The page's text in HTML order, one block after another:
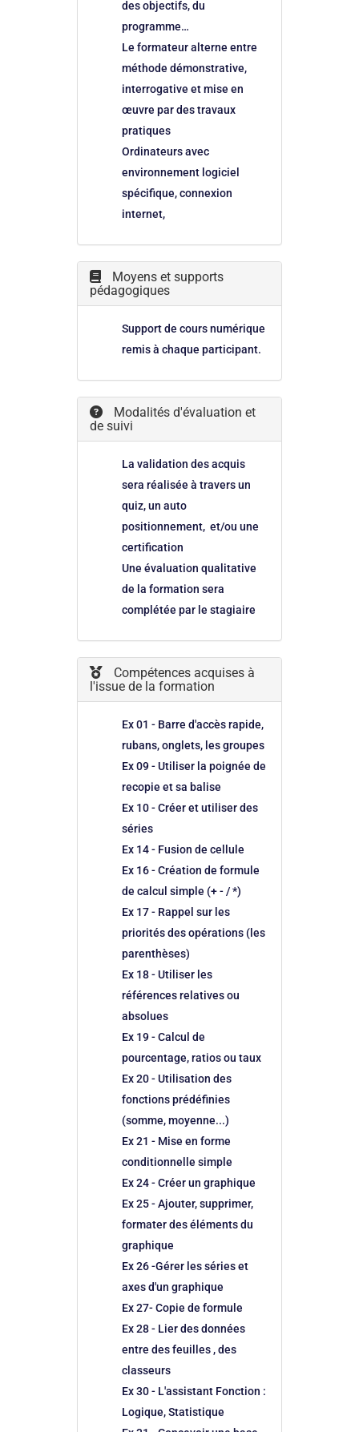
des objectifs, du
programme…
Le formateur alterne entre
méthode démonstrative,
interrogative et mise en
œuvre par des travaux
pratiques
Ordinateurs avec
environnement logiciel
spécifique, connexion
internet,
Moyens et supports
pédagogiques
Support de cours numérique
remis à chaque participant.
Modalités d'évaluation et
de suivi
La validation des acquis
sera réalisée à travers un
quiz, un auto
positionnement, et/ou une
certification
Une évaluation qualitative
de la formation sera
complétée par le stagiaire
Compétences acquises à
l'issue de la formation
Ex 01 - Barre d'accès rapide,
rubans, onglets, les groupes
Ex 09 - Utiliser la poignée de
recopie et sa balise
Ex 10 - Créer et utiliser des
séries
Ex 14 - Fusion de cellule
Ex 16 - Création de formule
de calcul simple (+ - / *)
Ex 17 - Rappel sur les
priorités des opérations (les
parenthèses)
Ex 18 - Utiliser les
références relatives ou
absolues
Ex 19 - Calcul de
pourcentage, ratios ou taux
Ex 20 - Utilisation des
fonctions prédéfinies
(somme, moyenne...)
Ex 21 - Mise en forme
conditionnelle simple
Ex 24 - Créer un graphique
Ex 25 - Ajouter, supprimer,
formater des éléments du
graphique
Ex 26 -Gérer les séries et
axes d'un graphique
Ex 27- Copie de formule
Ex 28 - Lier des données
entre des feuilles , des
classeurs
Ex 30 - L'assistant Fonction :
Logique, Statistique